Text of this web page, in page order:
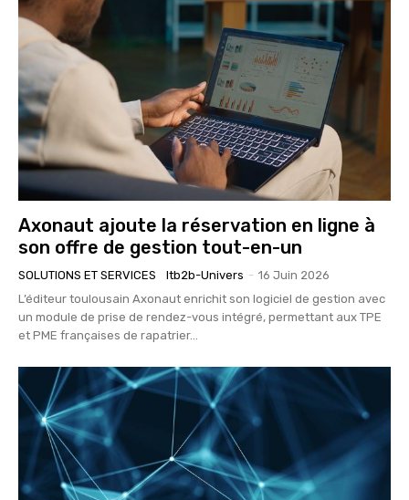
Axonaut ajoute la réservation en ligne à
son offre de gestion tout-en-un
SOLUTIONS ET SERVICES Itb2b-Univers - 16 Juin 2026
L’éditeur toulousain Axonaut enrichit son logiciel de gestion avec
un module de prise de rendez-vous intégré, permettant aux TPE
et PME françaises de rapatrier...